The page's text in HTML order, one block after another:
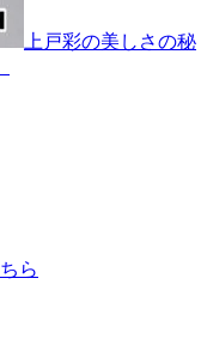
上戸彩の美しさの秘